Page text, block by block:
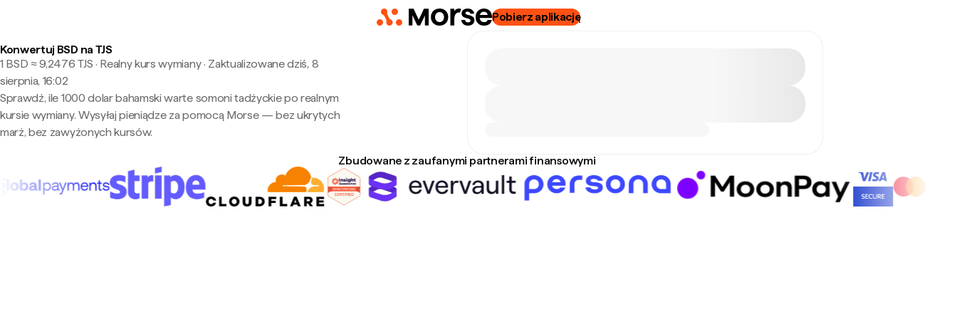
Pobierz aplikację
Konwertuj BSD na TJS
1 BSD ≈ 9,2476 TJS · Realny kurs wymiany· Zaktualizowane dziś, 8
sierpnia, 16:02
Sprawdź, ile 1000 dolar bahamski warte somoni tadżyckie po realnym
kursie wymiany. Wysyłaj pieniądze za pomocą Morse — bez ukrytych
marż, bez zawyżonych kursów.
Zbudowane z zaufanymi partnerami finansowymi